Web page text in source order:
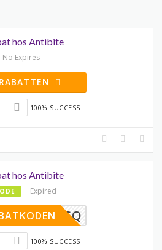
hos Antibite
No Expires
100% SUCCESS
hos Antibite
Expired
WB63SQ
100% SUCCESS